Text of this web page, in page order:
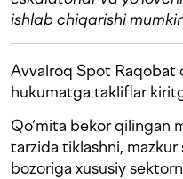
ishlab chiqarishi
Avvalroq Spot Raqobat
hukumatga takliflar
Qo‘mita bekor qilingan
tarzida tiklashni,
bozoriga xususiy